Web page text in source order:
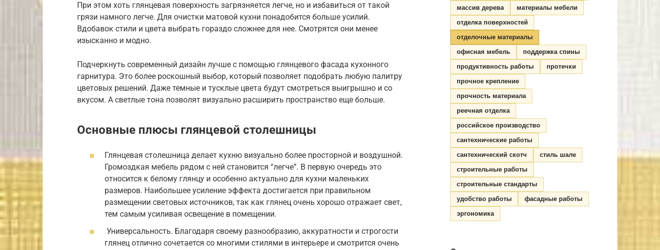
При этом хоть глянцевая поверхность загрязняется легче, но и избавиться от такой
грязи намного легче. Для очистки матовой кухни понадобится больше усилий.
Вдобавок стили и цвета выбрать гораздо сложнее для нее. Смотрятся они менее
изысканно и модно.
Подчеркнуть современный дизайн лучше с помощью глянцевого фасада кухонного
гарнитура. Это более роскошный выбор, который позволяет подобрать любую палитру
цветовых решений. Даже темные и тусклые цвета будут смотреться выигрышно и со
вкусом. А светлые тона позволят визуально расширить пространство еще больше.
Основные плюсы глянцевой столешницы
Глянцевая столешница делает кухню визуально более просторной и воздушной.
Громоздкая мебель рядом с ней становится “легче”. В первую очередь это
относится к белому глянцу и особенно актуально для кухни маленьких
размеров. Наибольшее усиление эффекта достигается при правильном
размещении световых источников, так как глянец очень хорошо отражает свет,
тем самым усиливая освещение в помещении.
Универсальность. Благодаря своему разнообразию, аккуратности и строгости
глянец отлично сочетается со многими стилями в интерьере и смотрится очень
массив дерева
материалы мебели
отделка поверхностей
отделочные материалы
офисная мебель
поддержка спины
продуктивность работы
протечки
прочное крепление
прочность материала
реечная отделка
российское производство
сантехнические работы
сантехнический скотч
стиль шале
строительные работы
строительные стандарты
удобство работы
фасадные работы
эргономика